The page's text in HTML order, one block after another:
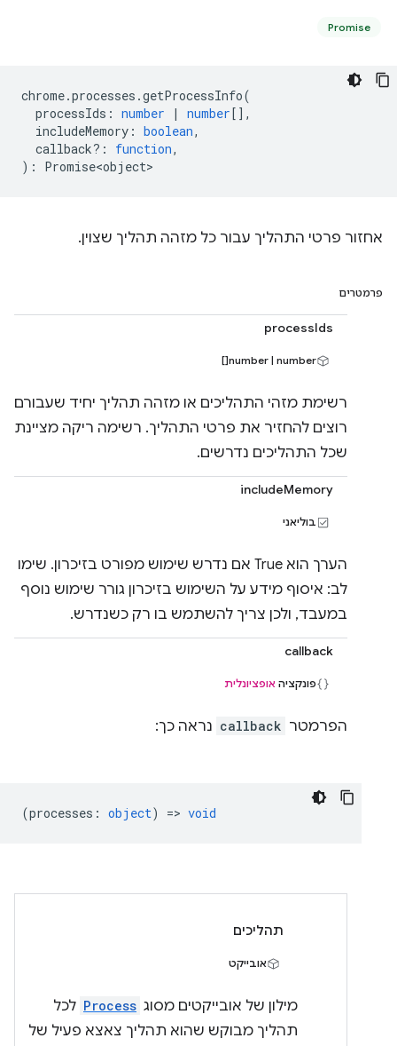
Promise
chrome.processes .getProcessInfo(
processIds : number | number[],
includeMemory : boolean,
callback? : function,
) : Promise<object>
אחזור פרטי התהליך עבור כל מזהה תהליך שצוין.
פרמטרים
processIds
number | number[]
רשימת מזהי התהליכים או מזהה תהליך יחיד שעבורם
רוצים להחזיר את פרטי התהליך. רשימה ריקה מציינת
שכל התהליכים נדרשים.
includeMemory
בוליאני
הערך הוא True אם נדרש שימוש מפורט בזיכרון. שימו
לב: איסוף מידע על השימוש בזיכרון גורר שימוש נוסף
במעבד, ולכן צריך להשתמש בו רק כשנדרש.
callback
פונקציה אופציונלית
הפרמטר callback נראה כך:
(processes : object) => void
תהליכים
אובייקט
מילון של אובייקטים מסוג Process לכל
תהליך מבוקש שהוא תהליך צאצא פעיל של